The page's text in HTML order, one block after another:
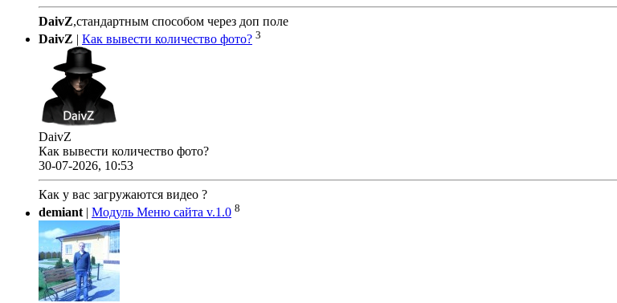
DaivZ,стандартным способом через доп поле
DaivZ | Как вывести количество фото? 3
DaivZ
Как вывести количество фото?
30-07-2026, 10:53
Как у вас загружаются видео ?
demiant| Модуль Меню сайта v.1.0 8